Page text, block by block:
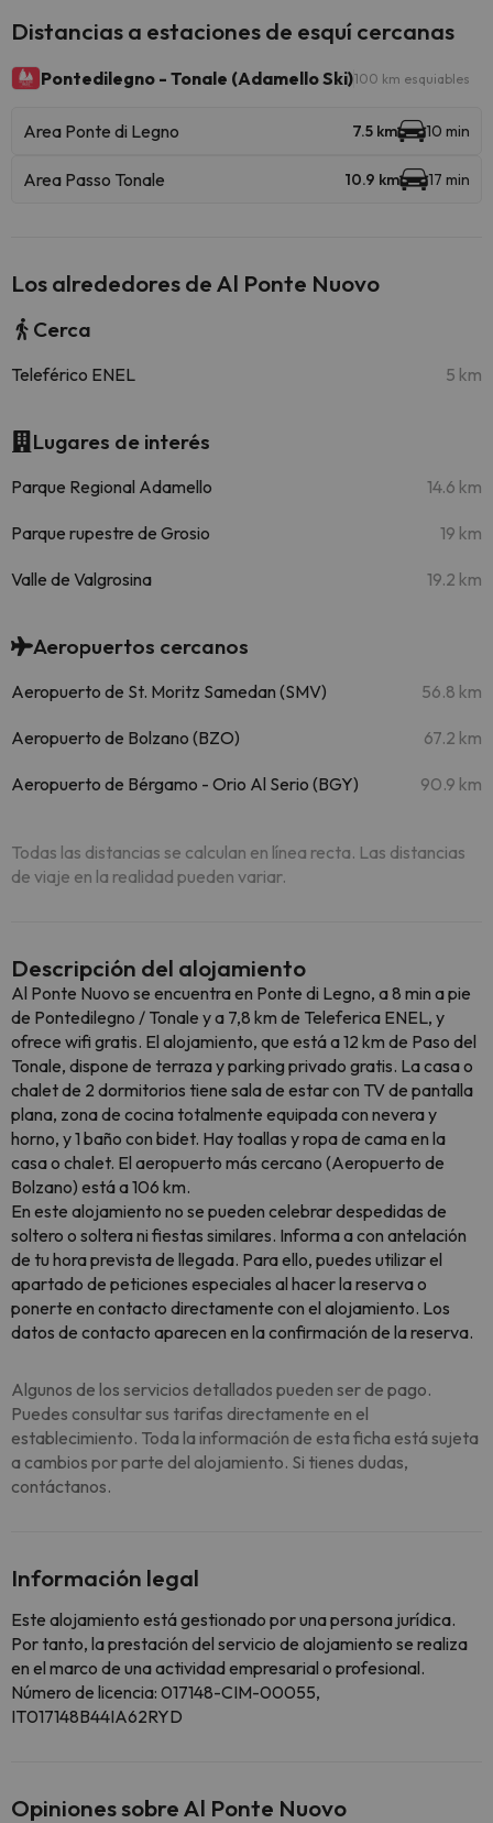
Distancias a estaciones de esquí cercanas
Pontedilegno - Tonale (Adamello Ski)100 km esquiables
Area Ponte di Legno 7.5 km 10 min
Area Passo Tonale 10.9 km 17 min
Los alrededores de Al Ponte Nuovo
Cerca
Teleférico ENEL 5 km
Lugares de interés
Parque Regional Adamello 14.6 km
Parque rupestre de Grosio 19 km
Valle de Valgrosina 19.2 km
Aeropuertos cercanos
Aeropuerto de St. Moritz Samedan (SMV) 56.8 km
Aeropuerto de Bolzano (BZO) 67.2 km
Aeropuerto de Bérgamo - Orio Al Serio (BGY) 90.9 km
Todas las distancias se calculan en línea recta. Las distancias
de viaje en la realidad pueden variar.
Descripción del alojamiento
Al Ponte Nuovo se encuentra en Ponte di Legno, a 8 min a pie
de Pontedilegno / Tonale y a 7,8 km de Teleferica ENEL, y
ofrece wifi gratis. El alojamiento, que está a 12 km de Paso del
Tonale, dispone de terraza y parking privado gratis. La casa o
chalet de 2 dormitorios tiene sala de estar con TV de pantalla
plana, zona de cocina totalmente equipada con nevera y
horno, y 1 baño con bidet. Hay toallas y ropa de cama en la
casa o chalet. El aeropuerto más cercano (Aeropuerto de
Bolzano) está a 106 km.
En este alojamiento no se pueden celebrar despedidas de
soltero o soltera ni fiestas similares. Informa a con antelación
de tu hora prevista de llegada. Para ello, puedes utilizar el
apartado de peticiones especiales al hacer la reserva o
ponerte en contacto directamente con el alojamiento. Los
datos de contacto aparecen en la confirmación de la reserva.
Algunos de los servicios detallados pueden ser de pago.
Puedes consultar sus tarifas directamente en el
establecimiento. Toda la información de esta ficha está sujeta
a cambios por parte del alojamiento. Si tienes dudas,
contáctanos.
Información legal
Este alojamiento está gestionado por una persona jurídica.
Por tanto, la prestación del servicio de alojamiento se realiza
en el marco de una actividad empresarial o profesional.
Número de licencia: 017148-CIM-00055,
IT017148B44IA62RYD
Opiniones sobre Al Ponte Nuovo